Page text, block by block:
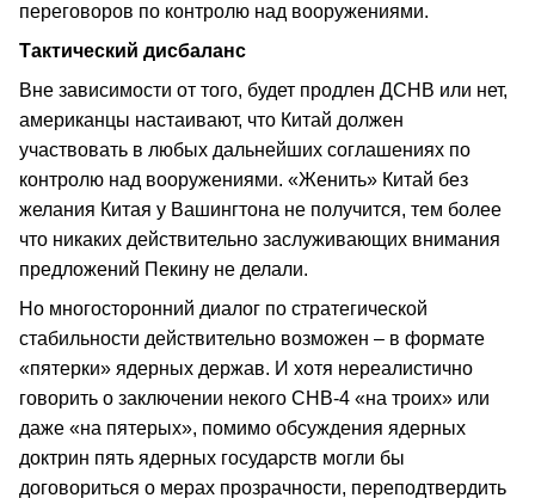
переговоров по контролю над вооружениями.
Тактический дисбаланс
Вне зависимости от того, будет продлен ДСНВ или нет,
американцы настаивают, что Китай должен
участвовать в любых дальнейших соглашениях по
контролю над вооружениями. «Женить» Китай без
желания Китая у Вашингтона не получится, тем более
что никаких действительно заслуживающих внимания
предложений Пекину не делали.
Но многосторонний диалог по стратегической
стабильности действительно возможен – в формате
«пятерки» ядерных держав. И хотя нереалистично
говорить о заключении некого СНВ-4 «на троих» или
даже «на пятерых», помимо обсуждения ядерных
доктрин пять ядерных государств могли бы
договориться о мерах прозрачности, переподтвердить